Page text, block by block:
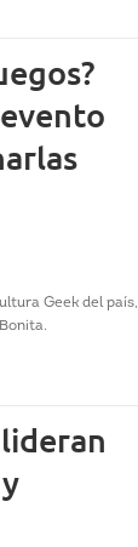
Geek del país,